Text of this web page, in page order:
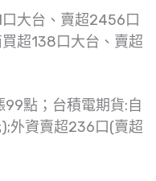
大台、賣超2456口
超138口大台、賣超
點；台積電期貨:自
外資賣超236口(賣超